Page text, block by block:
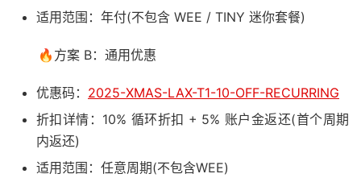
适用范围：年付(不包含 WEE / TINY 迷你套餐)
🔥方案 B：通用优惠
优惠码： 2025-XMAS-LAX-T1-10-OFF-RECURRING
折扣详情：10% 循环折扣 + 5% 账户金返还(首个周期
内返还)
适用范围：任意周期(不包含WEE)